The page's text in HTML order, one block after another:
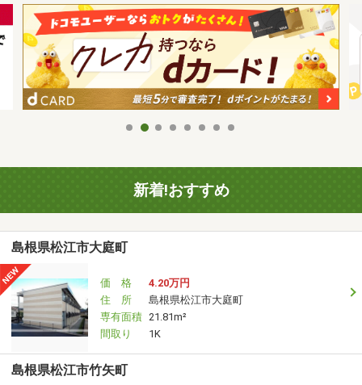
新着!おすすめ
島根県松江市大庭町
価 格
4.20万円
住 所
島根県松江市大庭町
専有面積 21.81m²
間取り
1K
島根県松江市竹矢町